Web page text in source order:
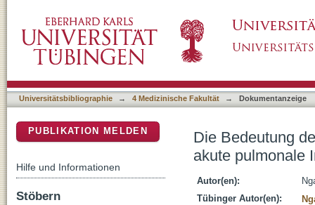
Universitätsbibliographie → 4 Medizinische Fakultät → Dokumentanzeige
Die Bedeutung
akute pulmonale
Autor(en):
Tübinger Autor(en):
PUBLIKATION MELDEN
Hilfe und Informationen
Stöbern